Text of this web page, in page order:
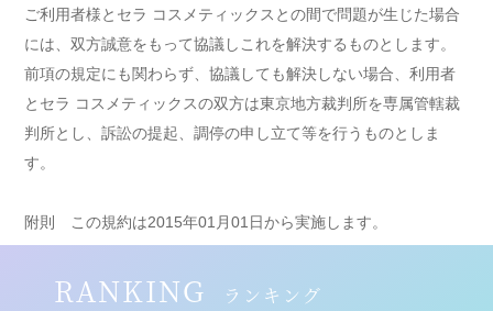
ご利用者様とセラ コスメティックスとの間で問題が生じた場合
には、双方誠意をもって協議しこれを解決するものとします。
前項の規定にも関わらず、協議しても解決しない場合、利用者
とセラ コスメティックスの双方は東京地方裁判所を専属管轄裁
判所とし、訴訟の提起、調停の申し立て等を行うものとしま
す。
附則 この規約は2015年01月01日から実施します。
RANKING ランキング